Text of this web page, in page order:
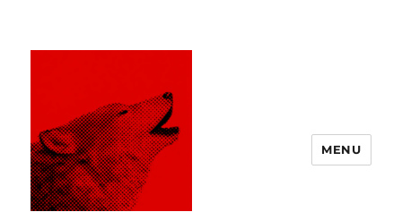
MENU